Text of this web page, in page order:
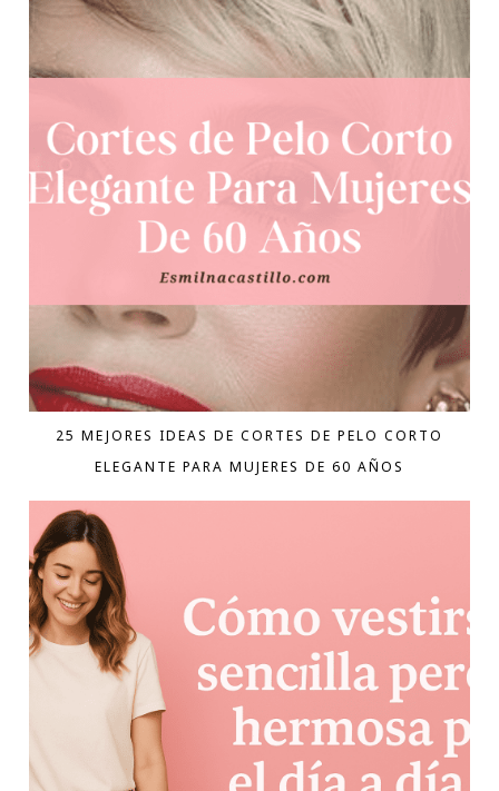
25 MEJORES IDEAS DE CORTES DE PELO CORTO
ELEGANTE PARA MUJERES DE 60 AÑOS